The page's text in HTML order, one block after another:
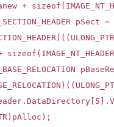
+ sizeof
pSect =
ULONG_PTR
sizeof
)pAlloc);